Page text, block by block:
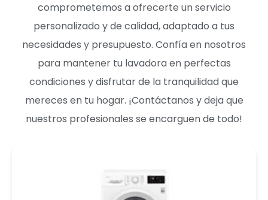
comprometemos a ofrecerte un servicio
personalizado y de calidad, adaptado a tus
necesidades y presupuesto. Confía en nosotros
para mantener tu lavadora en perfectas
condiciones y disfrutar de la tranquilidad que
mereces en tu hogar. ¡Contáctanos y deja que
nuestros profesionales se encarguen de todo!